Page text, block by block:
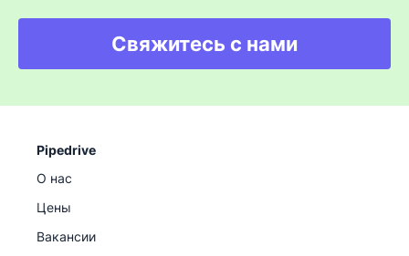
Свяжитесь с нами
Pipedrive
О нас
Цены
Вакансии